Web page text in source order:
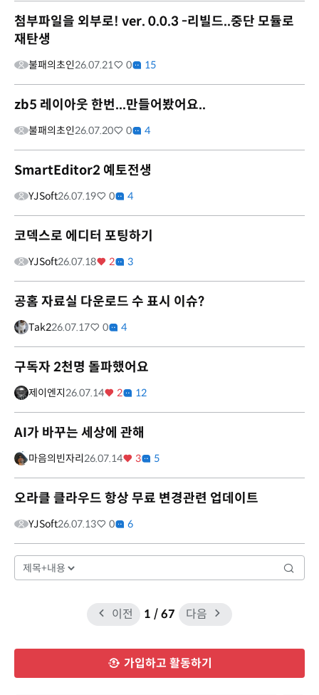
첨부파일을 외부로! ver. 0.0.3 -리빌드..중단 모듈로
재탄생
불패의초인26.07.21 0 15
zb5 레이아웃 한번...만들어봤어요..
불패의초인26.07.20 0 4
SmartEditor2 예토전생
YJSoft26.07.19 0 4
코덱스로 에디터 포팅하기
YJSoft26.07.18 2 3
공홈 자료실 다운로드 수 표시 이슈?
Tak226.07.17 0 4
구독자 2천명 돌파했어요
제이엔지 26.07.14 2 12
AI가 바꾸는 세상에 관해
마음의빈자리 26.07.14 3 5
오라클 클라우드 항상 무료 변경관련 업데이트
YJSoft26.07.13 0 6
이전 1 / 67 다음
가입하고 활동하기